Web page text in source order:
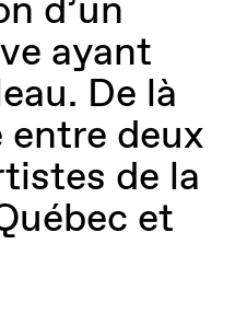
ayant
De là
entre deux
de la
et